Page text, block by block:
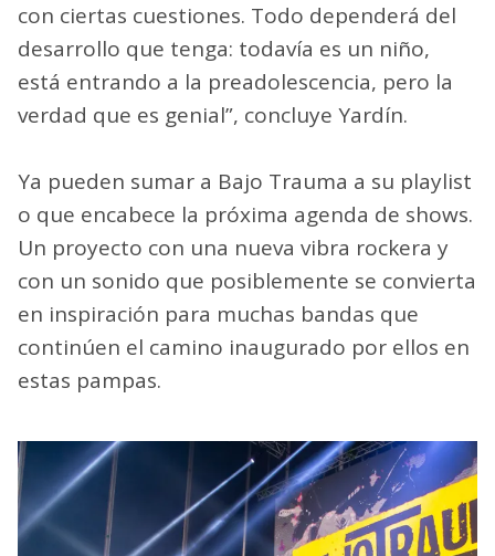
con ciertas cuestiones. Todo dependerá del
desarrollo que tenga: todavía es un niño,
está entrando a la preadolescencia, pero la
verdad que es genial”, concluye Yardín.
Ya pueden sumar a Bajo Trauma a su playlist
o que encabece la próxima agenda de shows.
Un proyecto con una nueva vibra rockera y
con un sonido que posiblemente se convierta
en inspiración para muchas bandas que
continúen el camino inaugurado por ellos en
estas pampas.